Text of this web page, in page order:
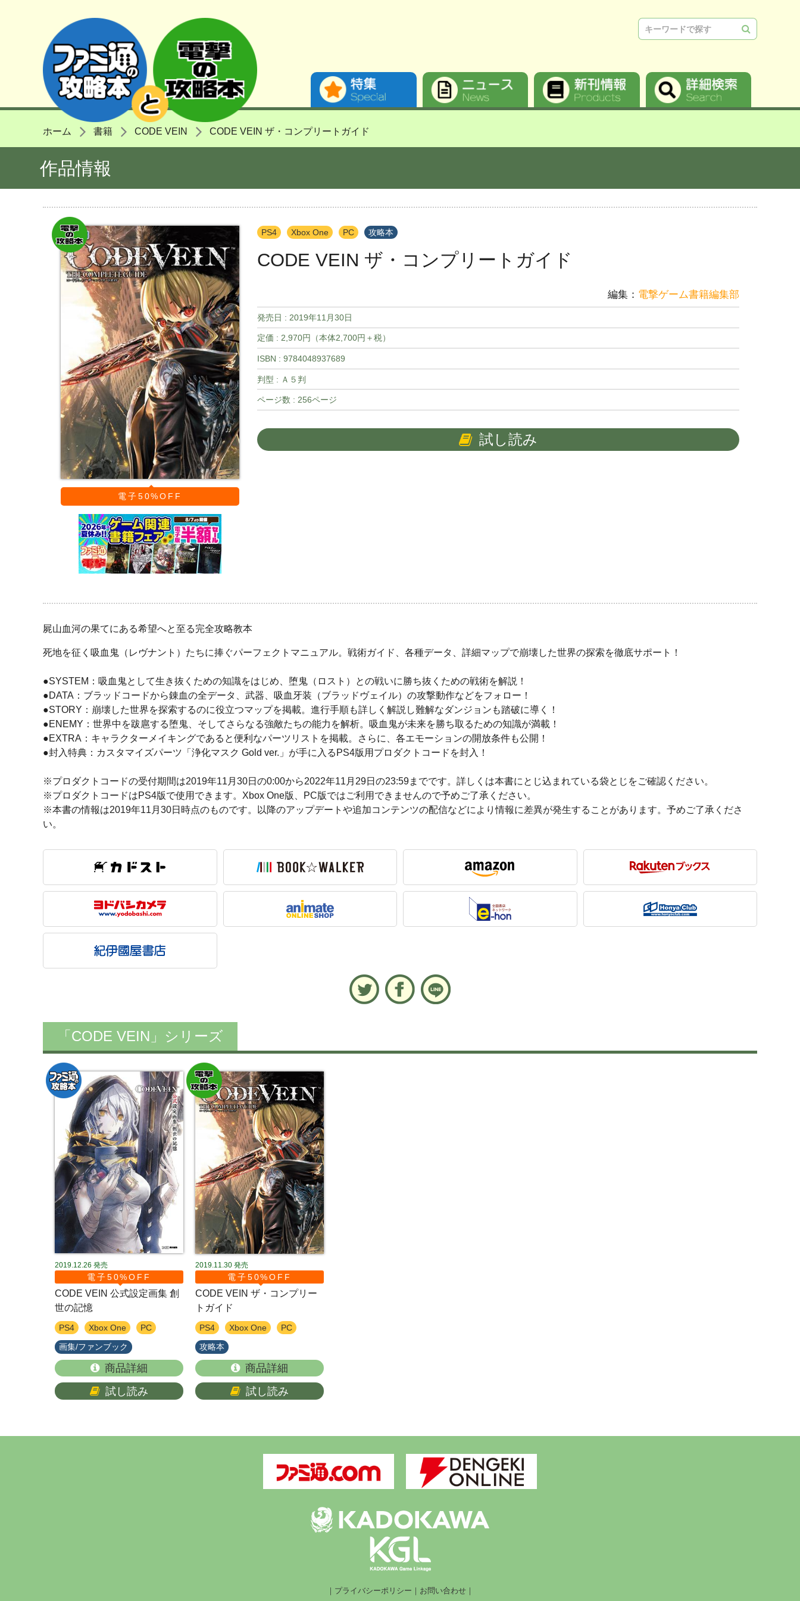
ホーム 書籍 CODE VEIN CODE VEIN ザ・コンプリートガイド
作品情報
電子50%OFF
PS4 Xbox One PC 攻略本
CODE VEIN ザ・コンプリートガイド
編集： 電撃ゲーム書籍編集部
発売日 : 2019年11月30日
定価 : 2,970円（本体2,700円＋税）
ISBN : 9784048937689
判型 : Ａ５判
ページ数 : 256ページ
試し読み
屍山血河の果てにある希望へと至る完全攻略教本
死地を征く吸血鬼（レヴナント）たちに捧ぐパーフェクトマニュアル。戦術ガイド、各種データ、詳細マップで崩壊した世界の探索を徹底サポート！
●SYSTEM：吸血鬼として生き抜くための知識をはじめ、堕鬼（ロスト）との戦いに勝ち抜くための戦術を解説！
●DATA：ブラッドコードから錬血の全データ、武器、吸血牙装（ブラッドヴェイル）の攻撃動作などをフォロー！
●STORY：崩壊した世界を探索するのに役立つマップを掲載。進行手順も詳しく解説し難解なダンジョンも踏破に導く！
●ENEMY：世界中を跋扈する堕鬼、そしてさらなる強敵たちの能力を解析。吸血鬼が未来を勝ち取るための知識が満載！
●EXTRA：キャラクターメイキングであると便利なパーツリストを掲載。さらに、各エモーションの開放条件も公開！
●封入特典：カスタマイズパーツ「浄化マスク Gold ver.」が手に入るPS4版用プロダクトコードを封入！
※プロダクトコードの受付期間は2019年11月30日の0:00から2022年11月29日の23:59までです。詳しくは本書にとじ込まれている袋とじをご確認ください。
※プロダクトコードはPS4版で使用できます。Xbox One版、PC版ではご利用できませんので予めご了承ください。
※本書の情報は2019年11月30日時点のものです。以降のアップデートや追加コンテンツの配信などにより情報に差異が発生することがあります。予めご了承くださ
い。
「CODE VEIN」シリーズ
2019.12.26 発売
電子50%OFF
CODE VEIN 公式設定画集 創
世の記憶
PS4 Xbox One PC
画集/ファンブック
商品詳細
試し読み
2019.11.30 発売
電子50%OFF
CODE VEIN ザ・コンプリー
トガイド
PS4 Xbox One PC
攻略本
商品詳細
試し読み
｜ プライバシーポリシー ｜ お問い合わせ｜